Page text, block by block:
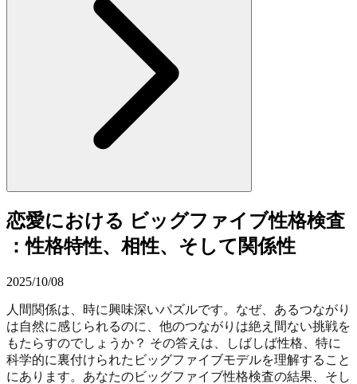
恋愛における ビッグファイブ性格検査
：性格特性、相性、そして関係性
2025/10/08
人間関係は、時に興味深いパズルです。なぜ、あるつながり
は自然に感じられるのに、他のつながりは絶え間ない挑戦を
もたらすのでしょうか？ その答えは、しばしば性格、特に
科学的に裏付けられたビッグファイブモデルを理解すること
にあります。あなたのビッグファイブ性格検査の結果、そし